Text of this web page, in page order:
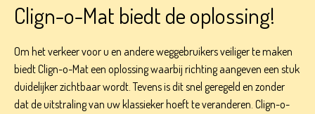
Clign-o-Mat biedt de oplossing!
Om het verkeer voor u en andere weggebruikers veiliger te maken
biedt Clign-o-Mat een oplossing waarbij richting aangeven een stuk
duidelijker zichtbaar wordt. Tevens is dit snel geregeld en zonder
dat de uitstraling van uw klassieker hoeft te veranderen. Clign-o-